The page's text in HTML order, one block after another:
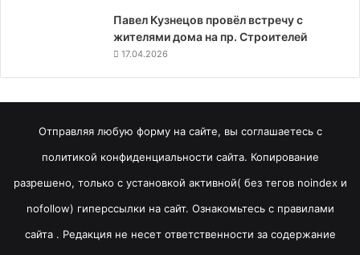
Павел Кузнецов провёл встречу с
жителями дома на пр. Строителей
17.04.2026
Отправляя любую форму на сайте, вы соглашаетесь с
политикой конфиденциальности сайта. Копирование
разрешено, только с установкой активной( без тегов noindex и
nofollow) гиперссылки на сайт. Ознакомьтесь с правилами
сайта . Редакция не несет ответственности за содержание